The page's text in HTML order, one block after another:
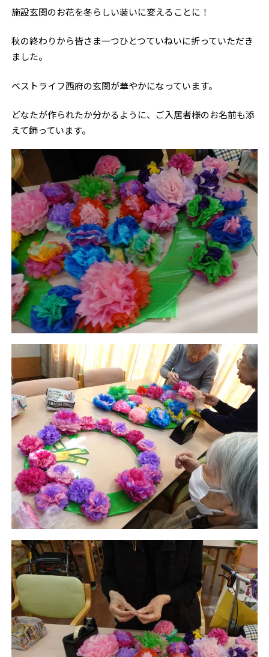
施設玄関のお花を冬らしい装いに変えることに！
秋の終わりから皆さま一つひとつていねいに折っていただき
ました。
ベストライフ西府の玄関が華やかになっています。
どなたが作られたか分かるように、ご入居者様のお名前も添
えて飾っています。